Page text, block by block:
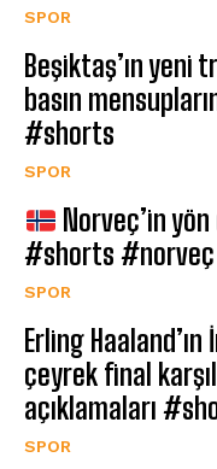
SPOR
Beşiktaş’ın yeni
basın
#shorts
SPOR
Norveç’in
#shorts #norveç
SPOR
Erling
çeyrek final
açıklamaları
SPOR